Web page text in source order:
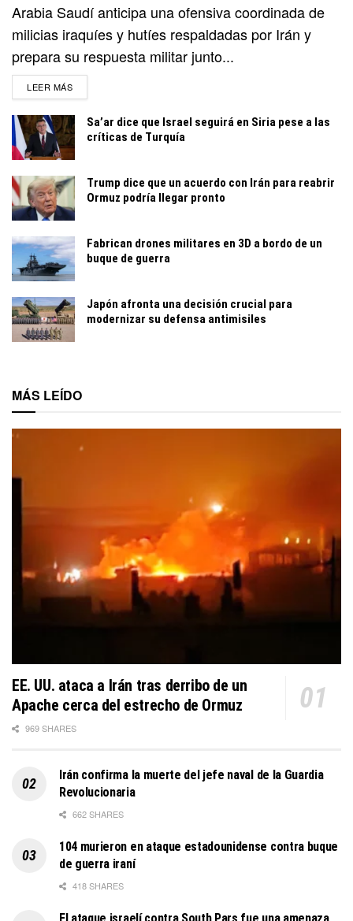
Arabia Saudí anticipa una ofensiva coordinada de
milicias iraquíes y hutíes respaldadas por Irán y
prepara su respuesta militar junto...
LEER MÁSDETAILS
Sa’ar dice que Israel seguirá en Siria pese a las
críticas de Turquía
Trump dice que un acuerdo con Irán para reabrir
Ormuz podría llegar pronto
Fabrican drones militares en 3D a bordo de un
buque de guerra
Japón afronta una decisión crucial para
modernizar su defensa antimisiles
MÁS LEÍDO
EE. UU. ataca a Irán tras derribo de un
Apache cerca del estrecho de Ormuz
969 SHARES
Irán confirma la muerte del jefe naval de la Guardia
Revolucionaria
662 SHARES
104 murieron en ataque estadounidense contra buque
de guerra iraní
418 SHARES